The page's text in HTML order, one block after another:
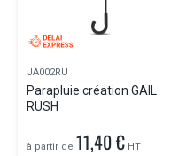
JA002RU
Parapluie création GAIL
RUSH
à partir de 11,40 € HT